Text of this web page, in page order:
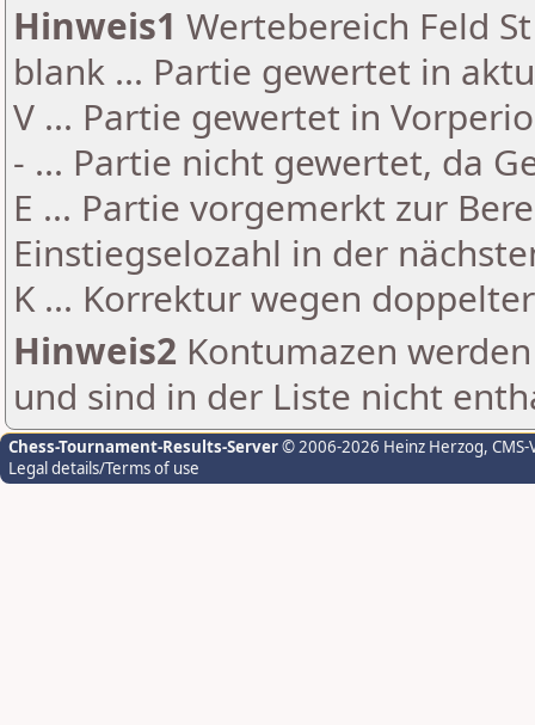
Hinweis1 Wertebereich Feld
blank ... Partie gewertet in
V ... Partie gewertet in
- ... Partie nicht gewertet, da
E ... Partie vorgemerkt zur
Einstiegselozahl in der
K ... Korrektur wegen
Hinweis2 Kontumazen
und sind in der Liste nicht
Chess-Tournament-Results-Server© 2006-2026 Heinz Herzog,
Legal details/Terms of use